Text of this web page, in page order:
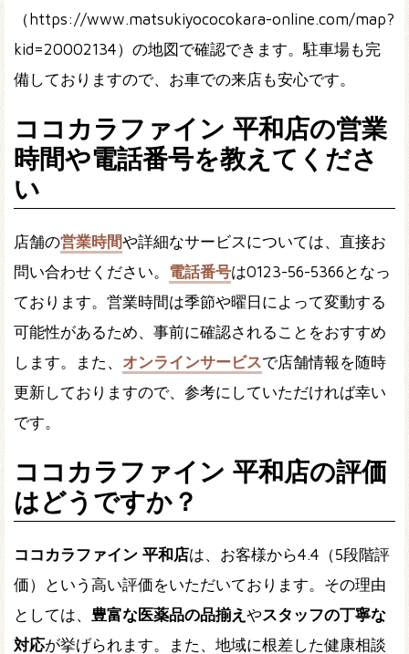
（https://www.matsukiyococokara-online.com/map?
kid=20002134）の地図で確認できます。駐車場も完
備しておりますので、お車での来店も安心です。
ココカラファイン 平和店の営業
時間や電話番号を教えてくださ
い
店舗の営業時間や詳細なサービスについては、直接お
問い合わせください。 電話番号は0123-56-5366となっ
ております。営業時間は季節や曜日によって変動する
可能性があるため、事前に確認されることをおすすめ
します。また、 オンラインサービスで店舗情報を随時
更新しておりますので、参考にしていただければ幸い
です。
ココカラファイン 平和店の評価
はどうですか？
ココカラファイン 平和店は、お客様から4.4（5段階評
価）という高い評価をいただいております。その理由
としては、 豊富な医薬品の品揃え やスタッフの丁寧な
対応が挙げられます。また、地域に根差した健康相談